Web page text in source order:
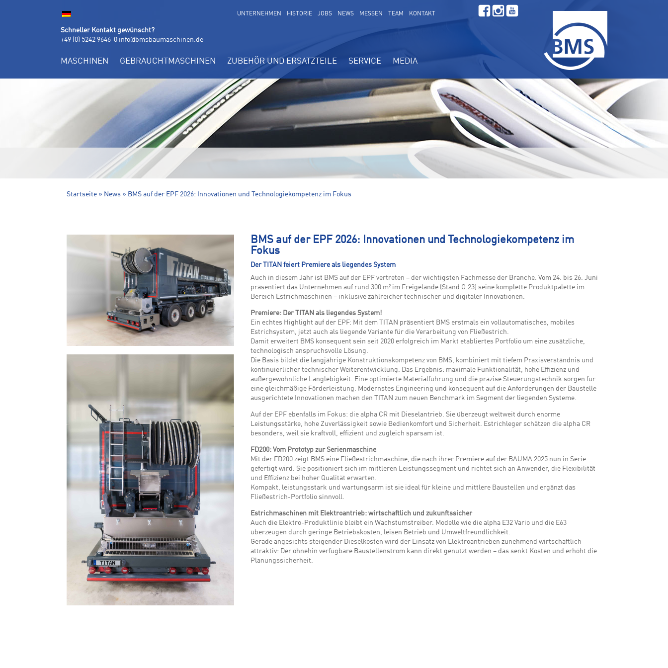
UNTERNEHMEN HISTORIE JOBS NEWS MESSEN TEAM KONTAKT
Schneller Kontakt gewünscht?
+49 (0) 5242 9646-0 info@bmsbaumaschinen.de
MASCHINEN GEBRAUCHTMASCHINEN ZUBEHÖR UND ERSATZTEILE SERVICE MEDIA
BMS NEWS. IMMER GUT INFORMIERT.
Startseite » News » BMS auf der EPF 2026: Innovationen und Technologiekompetenz im Fokus
BMS auf der EPF 2026: Innovationen und Technologiekompetenz im
Fokus
Der TITAN feiert Premiere als liegendes System
Auch in diesem Jahr ist BMS auf der EPF vertreten – der wichtigsten Fachmesse der Branche. Vom 24. bis 26. Juni
präsentiert das Unternehmen auf rund 300 m² im Freigelände (Stand O.23) seine komplette Produktpalette im
Bereich Estrichmaschinen – inklusive zahlreicher technischer und digitaler Innovationen.
Premiere: Der TITAN als liegendes System!
Ein echtes Highlight auf der EPF: Mit dem TITAN präsentiert BMS erstmals ein vollautomatisches, mobiles
Estrichsystem, jetzt auch als liegende Variante für die Verarbeitung von Fließestrich.
Damit erweitert BMS konsequent sein seit 2020 erfolgreich im Markt etabliertes Portfolio um eine zusätzliche,
technologisch anspruchsvolle Lösung.
Die Basis bildet die langjährige Konstruktionskompetenz von BMS, kombiniert mit tiefem Praxisverständnis und
kontinuierlicher technischer Weiterentwicklung. Das Ergebnis: maximale Funktionalität, hohe Effizienz und
außergewöhnliche Langlebigkeit. Eine optimierte Materialführung und die präzise Steuerungstechnik sorgen für
eine gleichmäßige Förderleistung. Modernstes Engineering und konsequent auf die Anforderungen der Baustelle
ausgerichtete Innovationen machen den TITAN zum neuen Benchmark im Segment der liegenden Systeme.
Auf der EPF ebenfalls im Fokus: die alpha CR mit Dieselantrieb. Sie überzeugt weltweit durch enorme
Leistungsstärke, hohe Zuverlässigkeit sowie Bedienkomfort und Sicherheit. Estrichleger schätzen die alpha CR
besonders, weil sie kraftvoll, effizient und zugleich sparsam ist.
FD200: Vom Prototyp zur Serienmaschine
Mit der FD200 zeigt BMS eine Fließestrichmaschine, die nach ihrer Premiere auf der BAUMA 2025 nun in Serie
gefertigt wird. Sie positioniert sich im mittleren Leistungssegment und richtet sich an Anwender, die Flexibilität
und Effizienz bei hoher Qualität erwarten.
Kompakt, leistungsstark und wartungsarm ist sie ideal für kleine und mittlere Baustellen und ergänzt das
Fließestrich-Portfolio sinnvoll.
Estrichmaschinen mit Elektroantrieb: wirtschaftlich und zukunftssicher
Auch die Elektro-Produktlinie bleibt ein Wachstumstreiber. Modelle wie die alpha E32 Vario und die E63
überzeugen durch geringe Betriebskosten, leisen Betrieb und Umweltfreundlichkeit.
Gerade angesichts steigender Dieselkosten wird der Einsatz von Elektroantrieben zunehmend wirtschaftlich
attraktiv: Der ohnehin verfügbare Baustellenstrom kann direkt genutzt werden – das senkt Kosten und erhöht die
Planungssicherheit.